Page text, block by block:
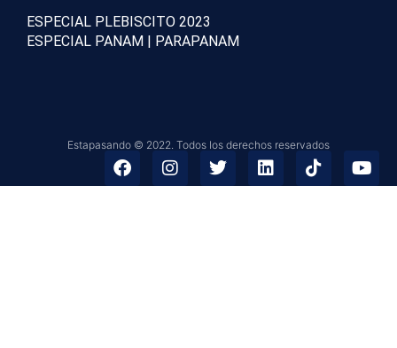
ESPECIAL PLEBISCITO 2023
ESPECIAL PANAM | PARAPANAM
Estapasando © 2022. Todos los derechos reservados